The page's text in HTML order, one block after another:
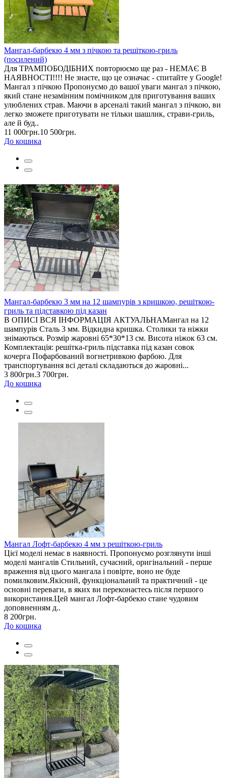
Мангал-барбекю 4 мм з пічкою та решіткою-гриль
(посилений)
Для ТРАМПОБОДІБНИХ повторюємо ще раз - НЕМАЄ В
НАЯВНОСТІ!!!! Не знаєте, що це означає - спитайте у Google!
Мангал з пічкою Пропонуємо до вашої уваги мангал з пічкою,
який стане незамінним помічником для приготування ваших
улюблених страв. Маючи в арсеналі такий мангал з пічкою, ви
легко зможете приготувати не тільки шашлик, страви-гриль,
але й буд..
11 000грн.10 500грн.
До кошика
Мангал-барбекю 3 мм на 12 шампурів з кришкою, решіткою-
гриль та підставкою під казан
В ОПИСІ ВСЯ ІНФОРМАЦІЯ АКТУАЛЬНАМангал на 12
шампурів Сталь 3 мм. Відкидна кришка. Столики та ніжки
знімаються. Розмір жаровні 65*30*13 см. Висота ніжок 63 см.
Комплектація: решітка-гриль підставка під казан совок
кочерга Пофарбований вогнетривкою фарбою. Для
транспортування всі деталі складаються до жаровні...
3 800грн.3 700грн.
До кошика
Мангал Лофт-барбекю 4 мм з решіткою-гриль
Цієї моделі немає в наявності. Пропонуємо розглянути інші
моделі мангалів Стильний, сучасний, оригінальний - перше
враження від цього мангала і повірте, воно не буде
помилковим.Якісний, функціональний та практичний - це
основні переваги, в яких ви переконаєтесь після першого
використання.Цей мангал Лофт-барбекю стане чудовим
доповненням д..
8 200грн.
До кошика